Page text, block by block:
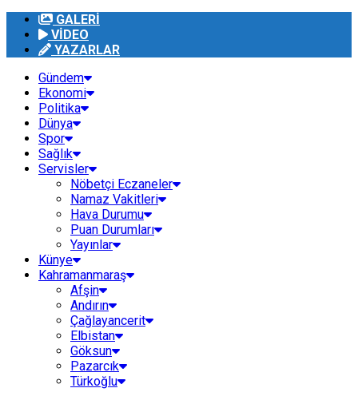
GALERİ
VİDEO
YAZARLAR
Gündem
Ekonomi
Politika
Dünya
Spor
Sağlık
Servisler
Nöbetçi Eczaneler
Namaz Vakitleri
Hava Durumu
Puan Durumları
Yayınlar
Künye
Kahramanmaraş
Afşin
Andırın
Çağlayancerit
Elbistan
Göksun
Pazarcık
Türkoğlu